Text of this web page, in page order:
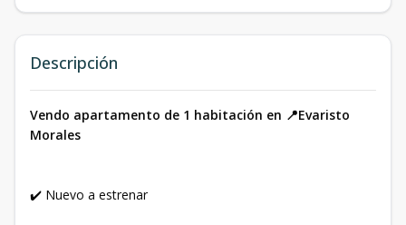
Descripción
Vendo apartamento de 1 habitación en 📍Evaristo
Morales
✔️ Nuevo a estrenar